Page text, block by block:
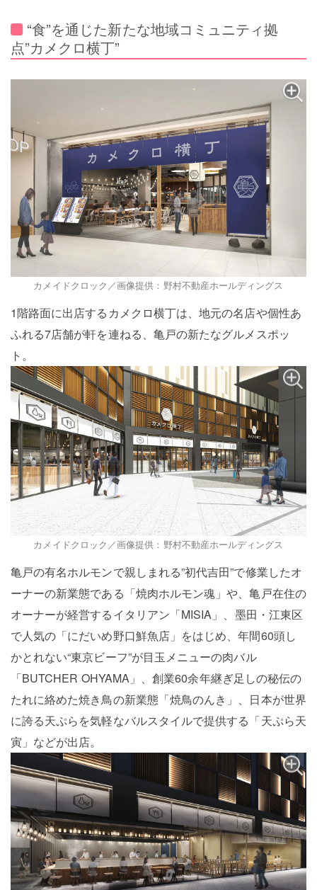
“食”を通じた新たな地域コミュニティ拠
点”カメクロ横丁”
カメイドクロック／画像提供：野村不動産ホールディングス
1階路面に出店するカメクロ横丁は、地元の名店や個性あ
ふれる7店舗が軒を連ねる、亀戸の新たなグルメスポッ
ト。
カメイドクロック／画像提供：野村不動産ホールディングス
亀戸の有名ホルモンで親しまれる”初代吉田”で修業したオ
ーナーの新業態である「焼肉ホルモン魂」や、亀戸在住の
オーナーが経営するイタリアン「MISIA」、墨田・江東区
で人気の「にだいめ野口鮮魚店」をはじめ、年間60頭し
かとれない“東京ビーフ”が目玉メニューの肉バル
「BUTCHER OHYAMA」、創業60余年継ぎ足しの秘伝の
たれに絡めた焼き鳥の新業態「焼鳥のんき」、日本が世界
に誇る天ぷらを気軽なバルスタイルで提供する「天ぷら天
寅」などが出店。